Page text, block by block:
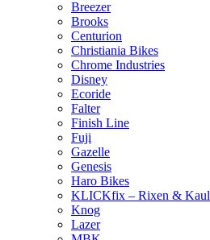
Breezer
Brooks
Centurion
Christiania Bikes
Chrome Industries
Disney
Ecoride
Falter
Finish Line
Fuji
Gazelle
Genesis
Haro Bikes
KLICKfix – Rixen & Kaul
Knog
Lazer